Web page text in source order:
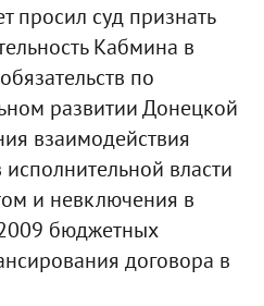
просил суд признать
Кабмина в
по
развитии Донецкой
взаимодействия
власти
и невключения в
бюджетных
договора в